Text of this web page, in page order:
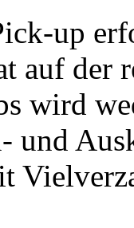
up
auf der
wird
und